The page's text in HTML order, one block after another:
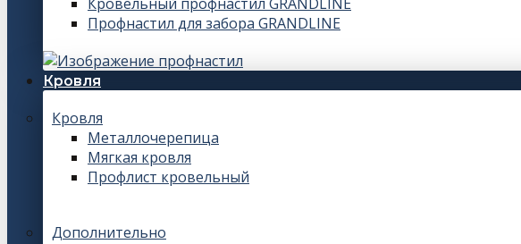
Профнастил для забора GRANDLINE
Кровля
Кровля
Металлочерепица
Мягкая кровля
Профлист кровельный
Дополнительно